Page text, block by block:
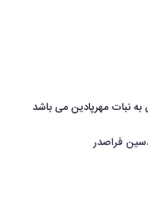
نبات مهرپادین می باشد
فراصدر